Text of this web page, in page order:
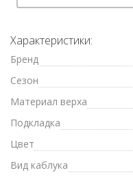
Характеристики:
Бренд
Сезон
Материал верха
Подкладка
Цвет
Вид каблука